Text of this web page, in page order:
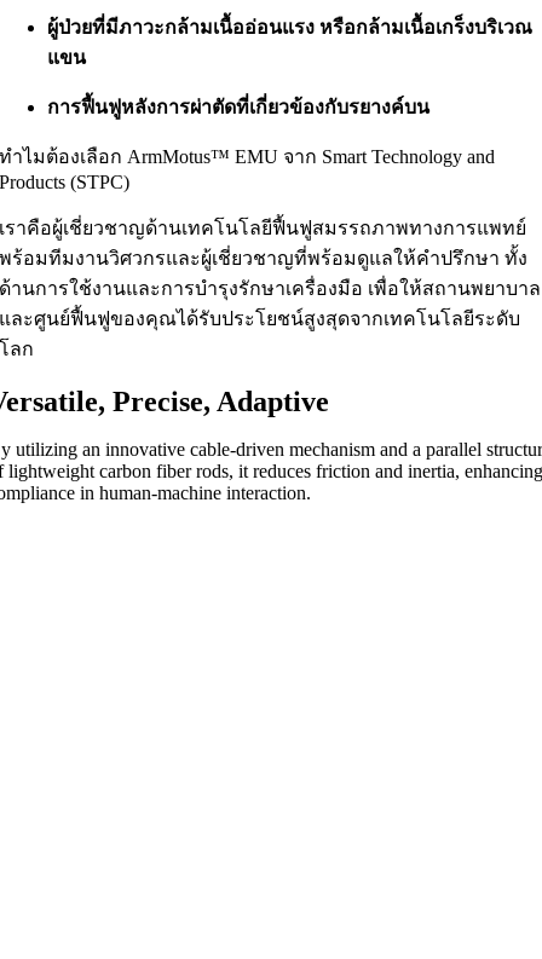
ผู้ป่วยที่มีภาวะกล้ามเนื้ออ่อนแรง หรือกล้ามเนื้อเกร็งบริเวณ
แขน
การฟื้นฟูหลังการผ่าตัดที่เกี่ยวข้องกับรยางค์บน
ทำไมต้องเลือก ArmMotus™ EMU จาก Smart Technology and
Products (STPC)
เราคือผู้เชี่ยวชาญด้านเทคโนโลยีฟื้นฟูสมรรถภาพทางการแพทย์
พร้อมทีมงานวิศวกรและผู้เชี่ยวชาญที่พร้อมดูแลให้คำปรึกษา ทั้ง
ด้านการใช้งานและการบำรุงรักษาเครื่องมือ เพื่อให้สถานพยาบาล
และศูนย์ฟื้นฟูของคุณได้รับประโยชน์สูงสุดจากเทคโนโลยีระดับ
โลก
Precise, Adaptive
utilizing an innovative cable-driven mechanism and a parallel
lightweight carbon fiber rods, it reduces friction and inertia,
in human-machine interaction.